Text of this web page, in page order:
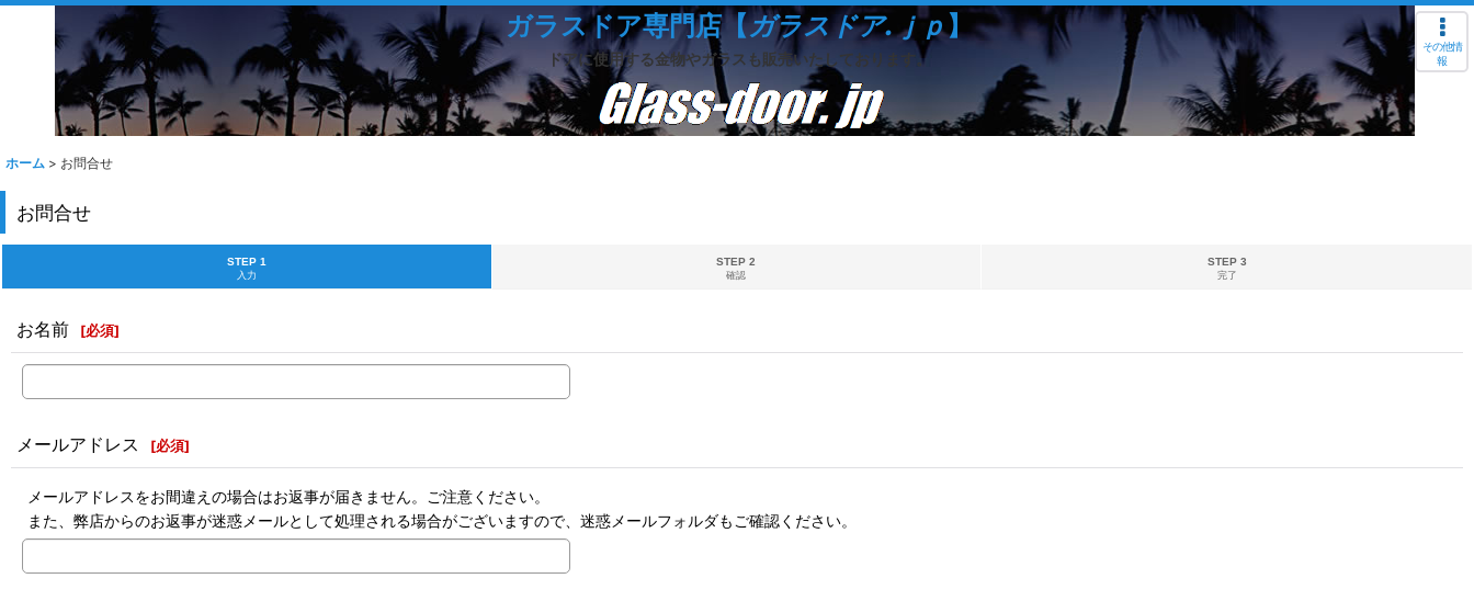
ガラスドア専門店【ガラスドア.ｊｐ】
ドアに使用する金物やガラスも販売いたしております。
その他情
報
ホーム > お問合せ
お問合せ
STEP 1
入力
STEP 2
確認
STEP 3
完了
お名前 [必須]
メールアドレス [必須]
メールアドレスをお間違えの場合はお返事が届きません。ご注意ください。
また、弊店からのお返事が迷惑メールとして処理される場合がございますので、迷惑メールフォルダもご確認ください。